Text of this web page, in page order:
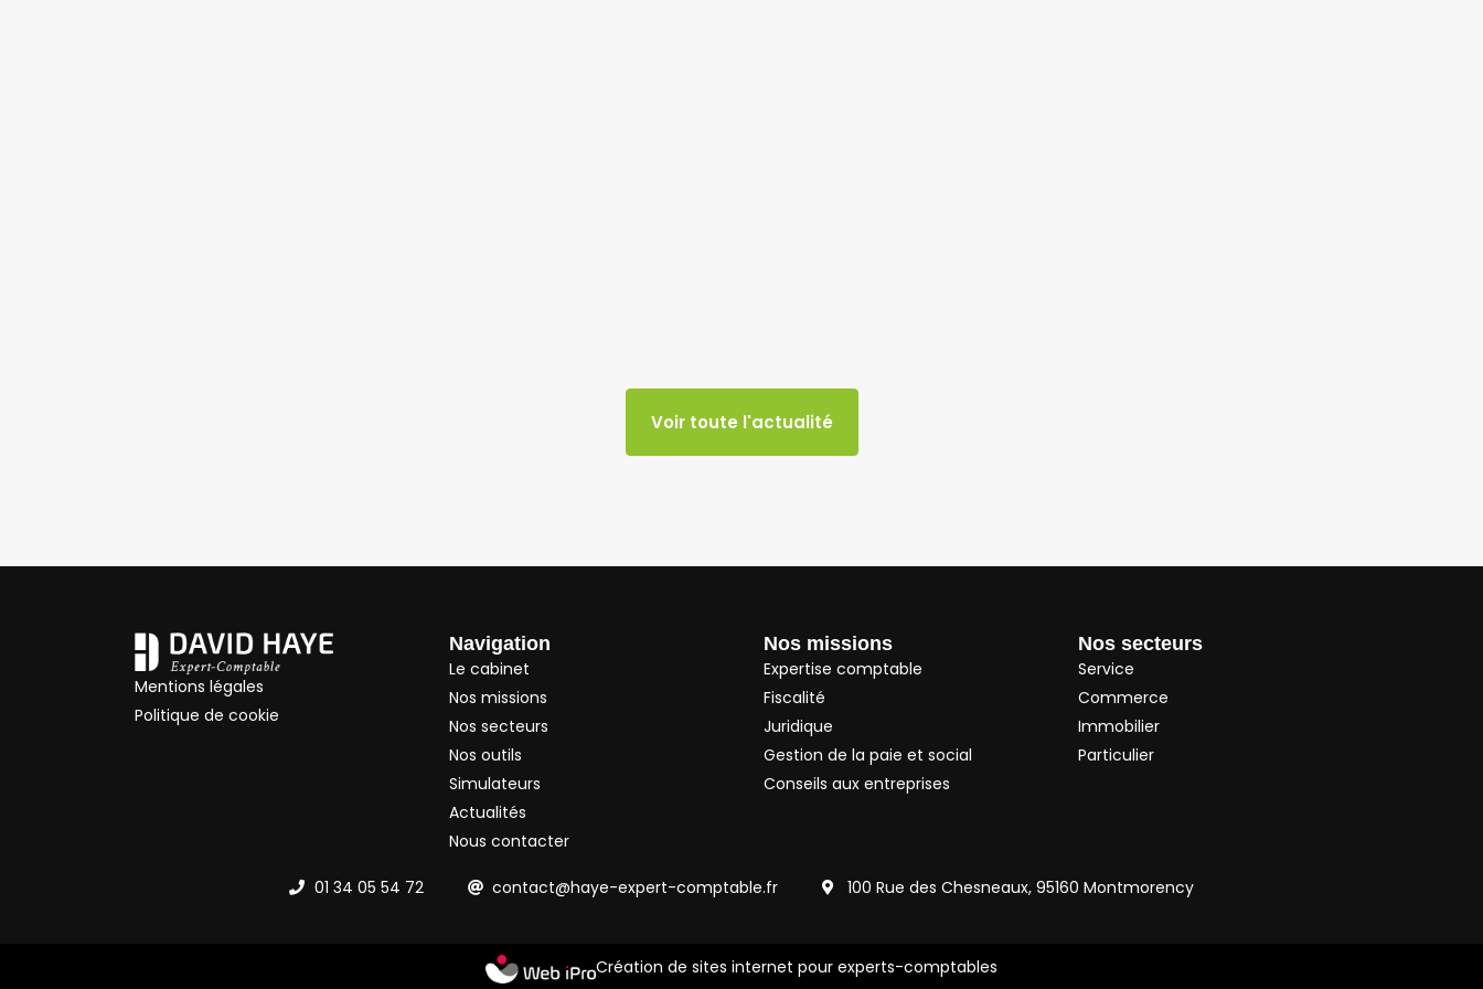
Voir toute l'actualité
Mentions légales
Politique de cookie
Navigation
Le cabinet
Nos missions
Nos secteurs
Nos outils
Simulateurs
Actualités
Nous contacter
Nos missions
Expertise comptable
Fiscalité
Juridique
Gestion de la paie et social
Conseils aux entreprises
Nos secteurs
Service
Commerce
Immobilier
Particulier
01 34 05 54 72 contact@haye-expert-comptable.fr 100 Rue des Chesneaux, 95160 Montmorency
Création de sites internet pour experts-comptables